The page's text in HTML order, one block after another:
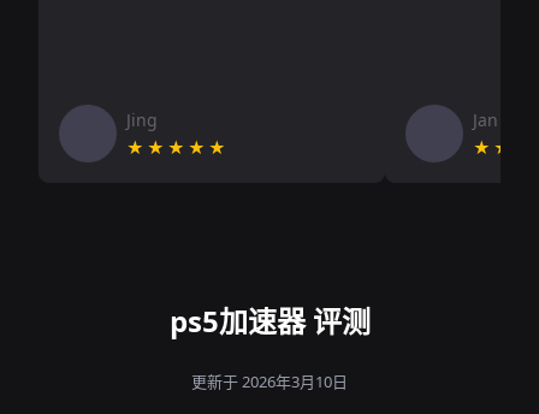
Jing
★★★★★
Jan V
ps5加速器 评测
更新于 2026年3月10日